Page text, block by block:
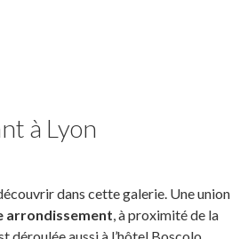
à Lyon
dans cette galerie. Une union
arrondissement, à proximité de la